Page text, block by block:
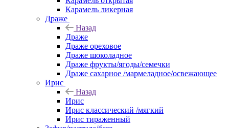
Карамель ликерная
Драже
Назад
Драже
Драже ореховое
Драже шоколадное
Драже фрукты/ягоды/семечки
Драже сахарное /мармеладное/освежающее
Ирис
Назад
Ирис
Ирис классический /мягкий
Ирис тираженный